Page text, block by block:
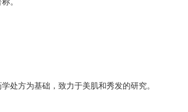
处方为基础，致力于美肌和秀发的研究。